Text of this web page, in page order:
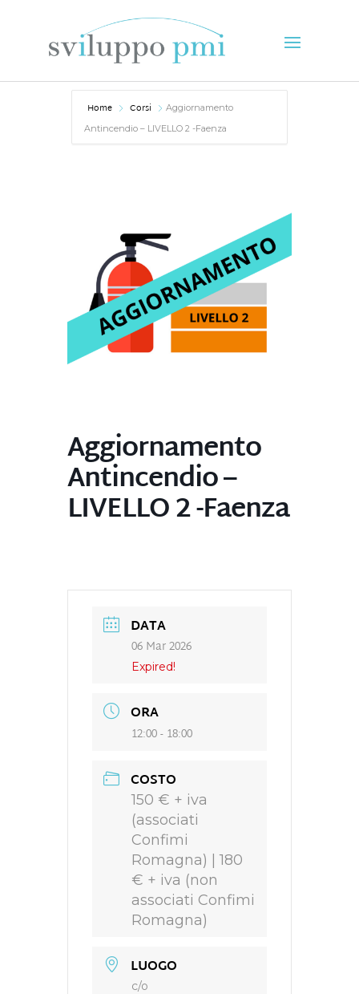
Home Corsi
Aggiornamento
Antincendio – LIVELLO 2 -Faenza
Aggiornamento
Antincendio –
LIVELLO 2 -Faenza
DATA
06 Mar 2026
Expired!
ORA
12:00 - 18:00
COSTO
150 € + iva
(associati
Confimi
Romagna) | 180
€ + iva (non
associati Confimi
Romagna)
LUOGO
c/o